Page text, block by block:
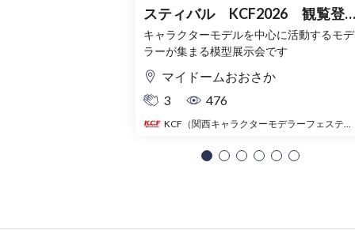
スティバル KCF2026 観覧登
録チケット（無料）
キャラクターモデルを中心に活動するモデ
ラーが集まる模型展示会です
マイドームおおさか
3
476